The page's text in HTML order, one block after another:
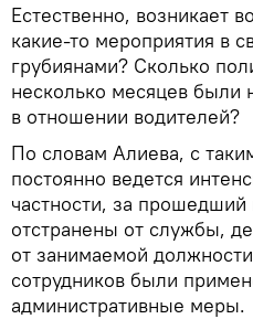
Естественно, возникает
какие-то мероприятия в
грубиянами? Сколько
несколько месяцев были
в отношении водителей?
По словам Алиева, с
постоянно ведется
частности, за
отстранены от службы,
от занимаемой
сотрудников были
административные меры.